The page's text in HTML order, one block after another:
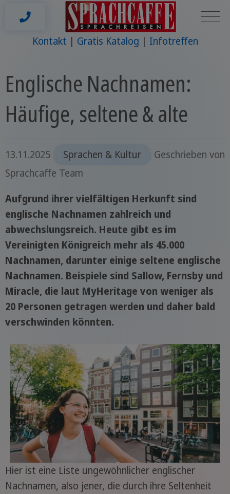
Kontakt Gratis Katalog Infotreffen
Englische Nachnamen:
Häufige, seltene & alte
13.11.2025 Sprachen & Kultur
Geschrieben von
Sprachcaffe Team
Aufgrund ihrer vielfältigen Herkunft sind
englische Nachnamen zahlreich und
abwechslungsreich. Heute gibt es im
Vereinigten Königreich mehr als 45.000
Nachnamen, darunter einige seltene englische
Nachnamen. Beispiele sind Sallow, Fernsby und
Miracle, die laut MyHeritage von weniger als
20 Personen getragen werden und daher bald
verschwinden könnten.
Hier ist eine Liste ungewöhnlicher englischer
Nachnamen, also jener, die durch ihre Seltenheit